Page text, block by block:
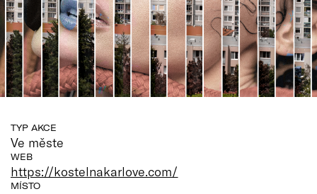
TYP AKCE
Ve měste
WEB
https://kostelnakarlove.com/
MÍSTO